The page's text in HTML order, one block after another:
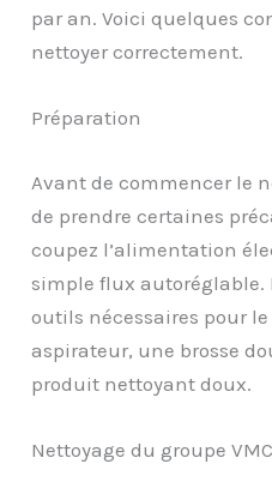
par an. Voici quelques
nettoyer correctement.
Préparation
Avant de commencer le
de prendre certaines
coupez l’alimentation
simple flux autoréglable.
outils nécessaires pour
aspirateur, une brosse
produit nettoyant doux.
Nettoyage du groupe VMC